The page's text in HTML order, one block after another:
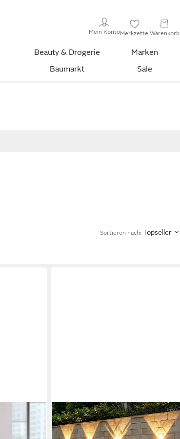
Mein KontoMerkzettelWarenkorb
Beauty & Drogerie
Marken
Baumarkt Sale
Sortieren nach: Topseller
OYAJIA
LED Außen-Wandleuchte Solar
Wandleuchte Aussen 2/4 Stück,
(18)